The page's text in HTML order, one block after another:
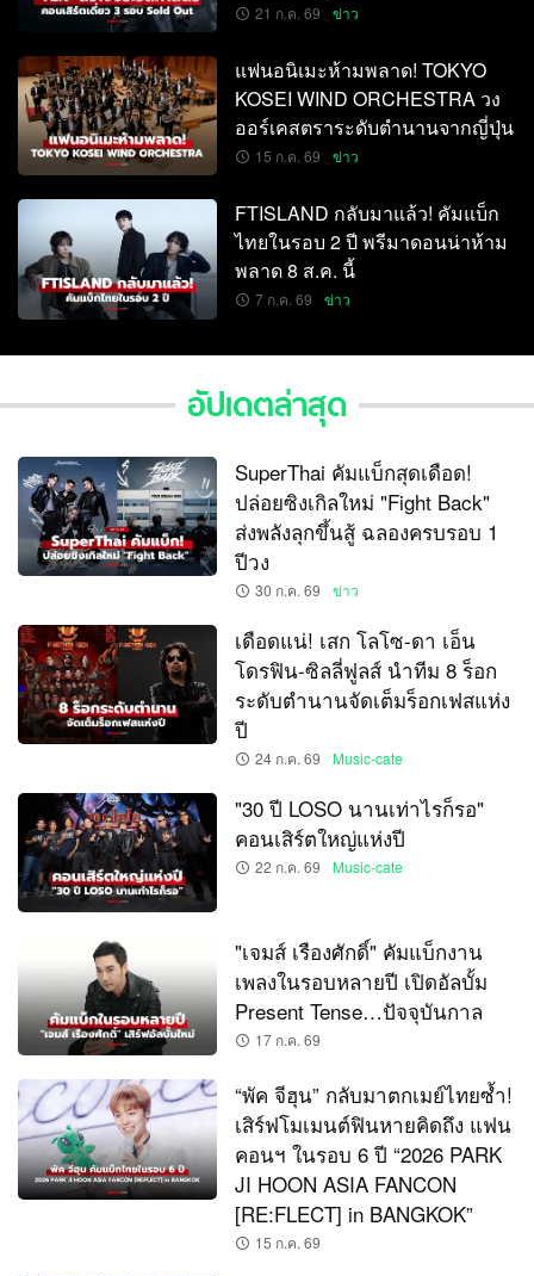
21 ก.ค. 69 ข่าว
แฟนอนิเมะห้ามพลาด! TOKYO
KOSEI WIND ORCHESTRA วง
ออร์เคสตราระดับตำนานจากญี่ปุ่น
15 ก.ค. 69 ข่าว
FTISLAND กลับมาแล้ว! คัมแบ็ก
ไทยในรอบ 2 ปี พรีมาดอนน่าห้าม
พลาด 8 ส.ค. นี้
7 ก.ค. 69 ข่าว
อัปเดตล่าสุด
SuperThai คัมแบ็กสุดเดือด!
ปล่อยซิงเกิลใหม่ "Fight Back"
ส่งพลังลุกขึ้นสู้ ฉลองครบรอบ 1
ปีวง
30 ก.ค. 69 ข่าว
เดือดแน่! เสก โลโซ-ดา เอ็น
โดรฟิน-ซิลลี่ฟูลส์ นำทีม 8 ร็อก
ระดับตำนานจัดเต็มร็อกเฟสแห่ง
ปี
24 ก.ค. 69 Music-cate
"30 ปี LOSO นานเท่าไรก็รอ"
คอนเสิร์ตใหญ่แห่งปี
22 ก.ค. 69 Music-cate
"เจมส์ เรืองศักดิ์" คัมแบ็กงาน
เพลงในรอบหลายปี เปิดอัลบั้ม
Present Tense…ปัจจุบันกาล
17 ก.ค. 69
“พัค จีฮุน” กลับมาตกเมย์ไทยซ้ำ!
เสิร์ฟโมเมนต์ฟินหายคิดถึง แฟน
คอนฯ ในรอบ 6 ปี “2026 PARK
JI HOON ASIA FANCON
[RE:FLECT] in BANGKOK”
15 ก.ค. 69